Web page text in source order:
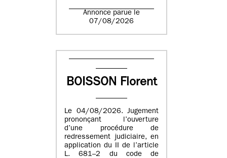
Annonce parue le
07/08/2026
BOISSON Florent
Le 04/08/2026. Jugement
prononçant l’ouverture
d’une procédure de
redressement judiciaire, en
application du II de l’article
L. 681–2 du code de